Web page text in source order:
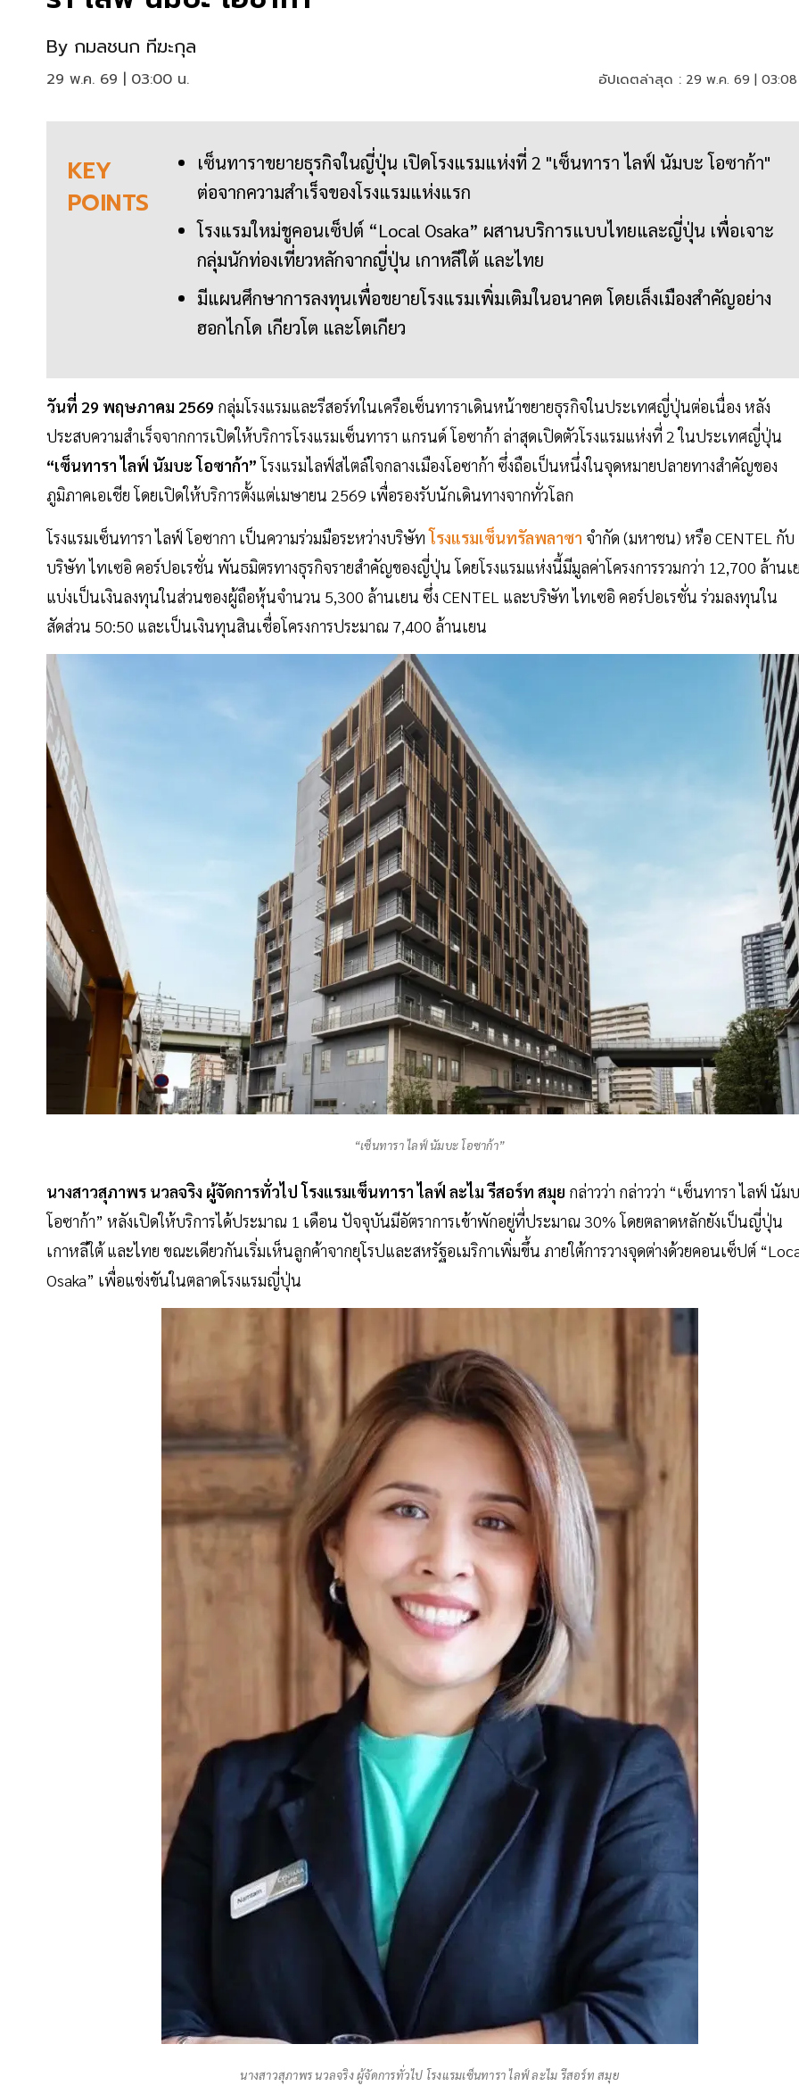
By กมลชนก ทีฆะกุล
29 พ.ค. 69 | 03:00 น. อัปเดตล่าสุด : 29 พ.ค. 69 |
KEY
POINTS
เซ็นทาราขยายธุรกิจในญี่ปุ่น เปิดโรงแรมแห่งที่ 2 "เซ็นทารา ไลฟ์ นัมบะ โอซาก้า"
ต่อจากความสำเร็จของโรงแรมแห่งแรก
โรงแรมใหม่ชูคอนเซ็ปต์ “Local Osaka” ผสานบริการแบบไทยและญี่ปุ่น เพื่อเจาะ
กลุ่มนักท่องเที่ยวหลักจากญี่ปุ่น เกาหลีใต้ และไทย
มีแผนศึกษาการลงทุนเพื่อขยายโรงแรมเพิ่มเติมในอนาคต โดยเล็งเมืองสำคัญอย่าง
ฮอกไกโด เกียวโต และโตเกียว
วันที่ 29 พฤษภาคม 2569 กลุ่มโรงแรมและรีสอร์ทในเครือเซ็นทาราเดินหน้าขยายธุรกิจในประเทศญี่ปุ่นต่อเนื่อง หลัง
ประสบความสำเร็จจากการเปิดให้บริการโรงแรมเซ็นทารา แกรนด์ โอซาก้า ล่าสุดเปิดตัวโรงแรมแห่งที่ 2 ในประเทศญี่ปุ่น
“เซ็นทารา ไลฟ์ นัมบะ โอซาก้า”โรงแรมไลฟ์สไตล์ใจกลางเมืองโอซาก้า ซึ่งถือเป็นหนึ่งในจุดหมายปลายทางสำคัญของ
ภูมิภาคเอเชีย โดยเปิดให้บริการตั้งแต่เมษายน 2569 เพื่อรองรับนักเดินทางจากทั่วโลก
โรงแรมเซ็นทารา ไลฟ์ โอซากา เป็นความร่วมมือระหว่างบริษัทโรงแรมเซ็นทรัลพลาซา จำกัด (มหาชน) หรือ CENTEL กับ
บริษัท ไทเซอิ คอร์ปอเรชั่น พันธมิตรทางธุรกิจรายสำคัญของญี่ปุ่น โดยโรงแรมแห่งนี้มีมูลค่าโครงการรวมกว่า 12,700 ล้านเ
แบ่งเป็นเงินลงทุนในส่วนของผู้ถือหุ้นจำนวน 5,300 ล้านเยน ซึ่ง CENTEL และบริษัท ไทเซอิ คอร์ปอเรชั่น ร่วมลงทุนใน
สัดส่วน 50:50 และเป็นเงินทุนสินเชื่อโครงการประมาณ 7,400 ล้านเยน
“เซ็นทารา ไลฟ์ นัมบะ โอซาก้า”
นางสาวสุภาพร นวลจริง ผู้จัดการทั่วไป โรงแรมเซ็นทารา ไลฟ์ ละไม รีสอร์ท สมุย กล่าวว่า กล่าวว่า “เซ็นทารา ไลฟ์ นัม
โอซาก้า” หลังเปิดให้บริการได้ประมาณ 1 เดือน ปัจจุบันมีอัตราการเข้าพักอยู่ที่ประมาณ 30% โดยตลาดหลักยังเป็นญี่ปุ่น
เกาหลีใต้ และไทย ขณะเดียวกันเริ่มเห็นลูกค้าจากยุโรปและสหรัฐอเมริกาเพิ่มขึ้น ภายใต้การวางจุดต่างด้วยคอนเซ็ปต์
Osaka” เพื่อแข่งขันในตลาดโรงแรมญี่ปุ่น
นางสาวสุภาพร นวลจริง ผู้จัดการทั่วไป โรงแรมเซ็นทารา ไลฟ์ ละไม รีสอร์ท สมุย